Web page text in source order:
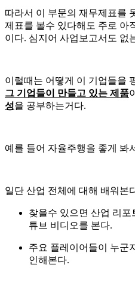
따라서 이 부문의 재무제표를
제표를 볼수 있다해도 주로 아
이다. 심지어 사업보고서도 없
이럴때는 어떻게 이 기업들을
그 기업들이 만들고 있는 제품
성을 공부하는거다.
예를 들어 자율주행을 좋게 봐
일단 산업 전체에 대해 배워본
찾을수 있으면 산업 리
튜브 비디오를 본다.
주요 플레이어들이 누군
인해본다.